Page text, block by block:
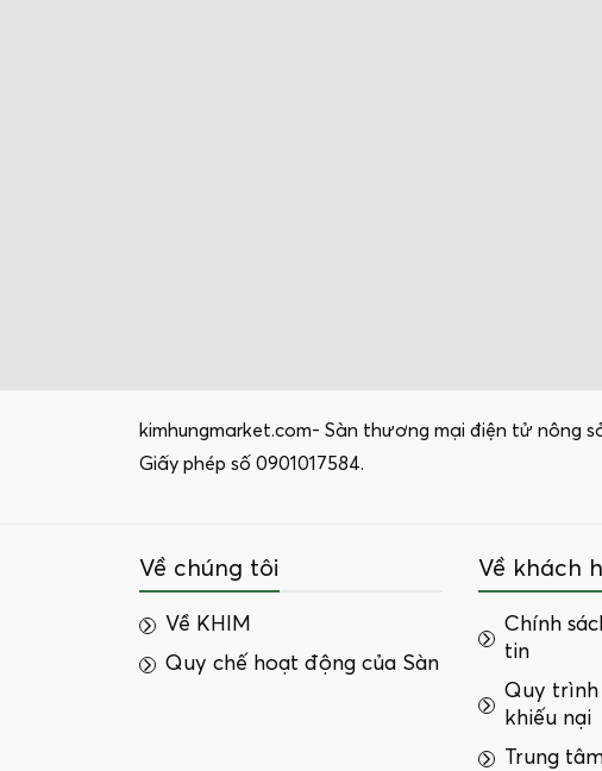
kimhungmarket.com- Sàn thương mại điện tử nông
Giấy phép số 0901017584.
Về chúng tôi
Về KHIM
Quy chế hoạt động của Sàn
Về khách
Chính
tin
Quy
khiếu nại
Trung